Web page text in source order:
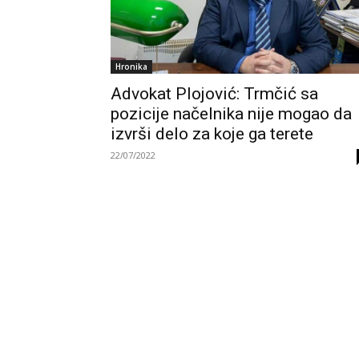
Hronika
Advokat Plojović: Trmčić sa
pozicije načelnika nije mogao da
izvrši delo za koje ga terete
22/07/2022